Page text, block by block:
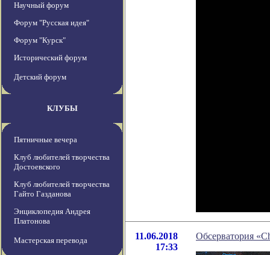
Научный форум
Форум "Русская идея"
Форум "Курск"
Исторический форум
Детский форум
КЛУБЫ
Пятничные вечера
Клуб любителей творчества
Достоевского
Клуб любителей творчества
Гайто Газданова
Энциклопедия Андрея
Платонова
Мастерская перевода
11.06.2018
17:33
Обсерватория